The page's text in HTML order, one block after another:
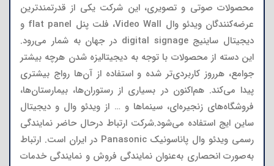
محصولات صوتی و تصویری، این شرکت یکی از قدرتمندترین
عرضه‌کنندگان ویدئو وال Video Wall، فلت پنل flat panel و
دیجیتال ساینیج digital signage در جهان به شمار می‌رود.
این دسته از محصولات با توجه به دیجیتالیزه شدن هرچه بیشتر
جوامع، هرروز کاربردی‌تر شده و استفاده از آن‌ها رواج بیشتری
پیدا می‌کند. هم‌اکنون در بسیاری از رستوران‌ها، بیمارستان‌ها،
فروشگاه‌های زنجیره‌ای، سینماها و … از ویدئو وال و دیجیتال
ساین ایج استفاده می‌شود.شرکت ارتباط درحال حاضر نمایندگی
رسمی ویدئو وال پاناسونیک Panasonic در ایران است. ارتباط
به‌صورت انحصاری به‌عنوان نمایندگی فروش و نمایندگی خدمات